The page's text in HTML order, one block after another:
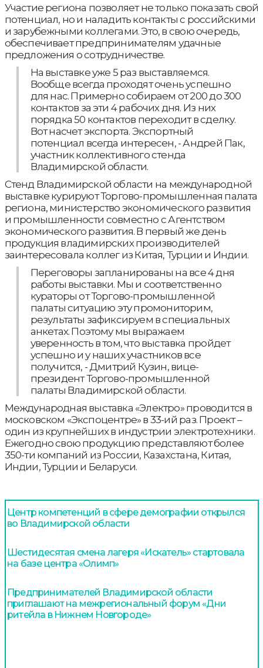
Участие региона позволяет не только показать свой
потенциал, но и наладить контакты с российскими
и зарубежными коллегами. Это, в свою очередь,
обеспечивает предпринимателям удачные
предложения о сотрудничестве.
На выставке уже 5 раз выставляемся.
Вообще всегда проходят очень успешно
для нас. Примерно собираем от 200 до 300
контактов за эти 4 рабочих дня. Из них
порядка 50 контактов переходит в сделку.
Вот насчет экспорта. Экспортный
потенциал всегда интересен, - Андрей Пак,
участник коллективного стенда
Владимирской области.
Стенд Владимирской области на международной
выставке курируют Торгово-промышленная палата
региона, министерство экономического развития
и промышленности совместно с Агентством
экономического развития. В первый же день
продукция владимирских производителей
заинтересовала коллег из Китая, Турции и Индии.
Переговоры запланированы на все 4 дня
работы выставки. Мы и соответственно
кураторы от Торгово-промышленной
палаты ситуацию эту промониторим,
результаты зафиксируем в специальных
анкетах. Поэтому мы выражаем
уверенность в том, что выставка пройдет
успешно и у наших участников все
получится, - Дмитрий Кузин, вице-
президент Торгово-промышленной
палаты Владимирской области.
Международная выставка «Электро» проводится в
московском «Экспоцентре» в 33-ий раз. Проект –
один из крупнейших в индустрии электротехники.
Ежегодно свою продукцию представляют более
350-ти компаний из России, Казахстана, Китая,
Индии, Турции и Беларуси.
Центр компетенций в сфере демографии открылся
во Владимирской области
Шестидесятая смена лагеря «Искатель» стартовала
на базе центра «Олимп»
Предпринимателей Владимирской области
приглашают на межрегиональный форум «Дни
ритейла в Нижнем Новгороде»